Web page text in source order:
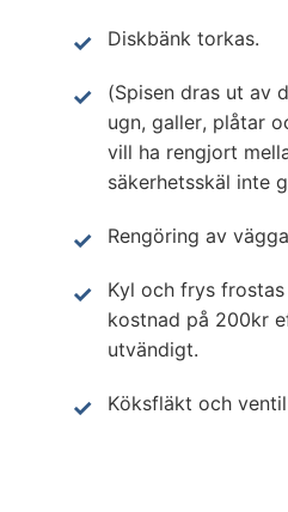
Diskbänk torkas.
(Spisen dras ut av
ugn, galler, plåtar
vill ha rengjort
säkerhetsskäl inte
Rengöring av
Kyl och frys
kostnad på 200kr
utvändigt.
Köksfläkt och